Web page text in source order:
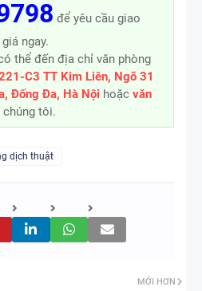
để yêu cầu giao
ngay.
thể đến địa chỉ văn phòng
C3 TT Kim Liên, Ngõ 31
Đống Đa, Hà Nội hoặc văn
chúng tôi.
dịch thuật
MỚI HƠN